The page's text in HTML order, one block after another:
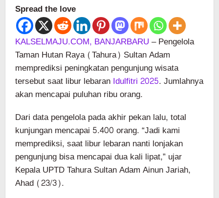
Spread the love
KALSELMAJU.COM, BANJARBARU– Pengelola
Taman Hutan Raya (Tahura) Sultan Adam
memprediksi peningkatan pengunjung wisata
tersebut saat libur lebaranIdulfitri 2025. Jumlahnya
akan mencapai puluhan ribu orang.
Dari data pengelola pada akhir pekan lalu, total
kunjungan mencapai 5.400 orang. “Jadi kami
memprediksi, saat libur lebaran nanti lonjakan
pengunjung bisa mencapai dua kali lipat,” ujar
Kepala UPTD Tahura Sultan Adam Ainun Jariah,
Ahad (23/3).